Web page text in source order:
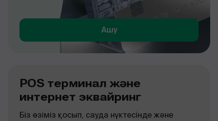
Ашу
POS терминал және
интернет эквайринг
Біз өзіміз қосып, сауда нүктесінде және